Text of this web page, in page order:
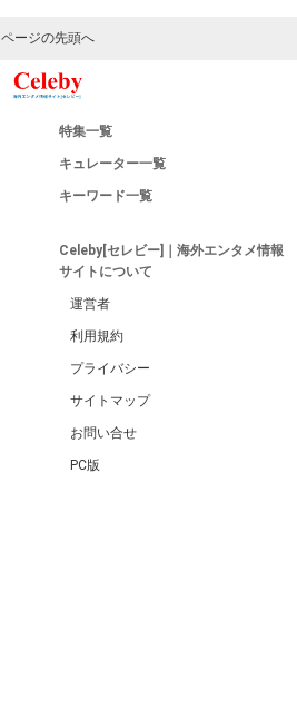
ページの先頭へ
特集一覧
キュレーター一覧
キーワード一覧
Celeby[セレビー]｜海外エンタメ情報
サイトについて
運営者
利用規約
プライバシー
サイトマップ
お問い合せ
PC版